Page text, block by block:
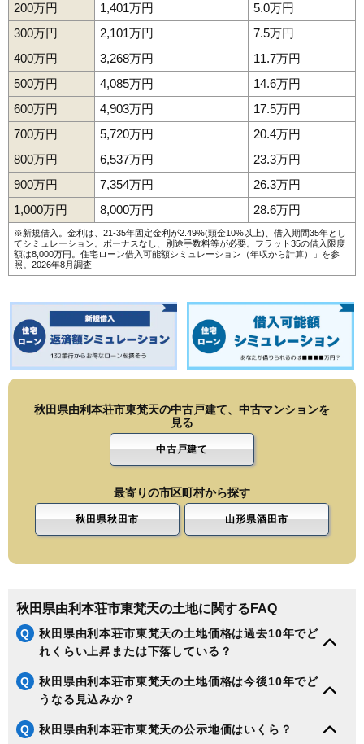
200万円
1,401万円
5.0万円
300万円
2,101万円
7.5万円
400万円
3,268万円
11.7万円
500万円
4,085万円
14.6万円
600万円
4,903万円
17.5万円
700万円
5,720万円
20.4万円
800万円
6,537万円
23.3万円
900万円
7,354万円
26.3万円
1,000万円
8,000万円 28.6万円
※新規借入。金利は、21-35年固定金利が2.49%(頭金10%以上)、借入期間35年とし
てシミュレーション。ボーナスなし、別途手数料等が必要。フラット35の借入限度
額は8,000万円。 住宅ローン借入可能額シミュレーション（年収から計算）
」を参
照。2026年8月調査
秋田県由利本荘市東梵天の中古戸建て、中古マンションを
見る
中古戸建て
最寄りの市区町村から探す
秋田県秋田市 山形県酒田市
秋田県由利本荘市東梵天の土地に関するFAQ
Q
秋田県由利本荘市東梵天の土地価格は過去10年でど
れくらい上昇または下落している？
Q
秋田県由利本荘市東梵天の土地価格は今後10年でど
うなる見込みか？
Q 秋田県由利本荘市東梵天の公示地価はいくら？